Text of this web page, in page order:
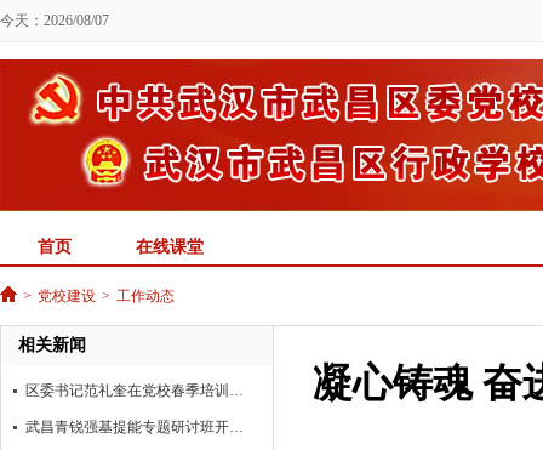
今天：2026/08/07
首页 在线课堂
> 党校建设 > 工作动态
相关新闻
区委书记范礼奎在党校春季培训班作专题辅导 实干创新答好“十问” 提能担责开创新局
武昌青锐强基提能专题研讨班开班，多维培训赋能年轻干部素质提升助力支点建设
凝心铸魂 奋